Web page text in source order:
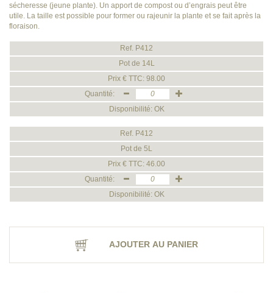
sécheresse (jeune plante). Un apport de compost ou d’engrais peut être
utile. La taille est possible pour former ou rajeunir la plante et se fait après la
floraison.
Ref. P412
Pot de 14L
Prix € TTC: 98.00
Quantité:
Disponibilité: OK
Ref. P412
Pot de 5L
Prix € TTC: 46.00
Quantité:
Disponibilité: OK
AJOUTER AU PANIER